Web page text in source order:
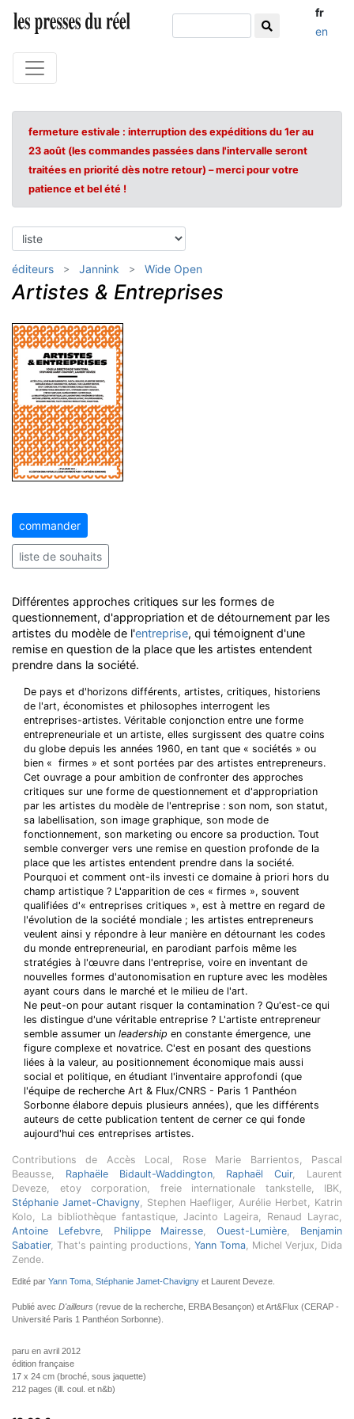
fr
en
fermeture estivale : interruption des expéditions du 1er au
23 août (les commandes passées dans l'intervalle seront
traitées en priorité dès notre retour) – merci pour votre
patience et bel été !
éditeurs Jannink Wide Open
Artistes & Entreprises
commander
liste de souhaits
Différentes approches critiques sur les formes de
questionnement, d'appropriation et de détournement par les
artistes du modèle de l'entreprise, qui témoignent d'une
remise en question de la place que les artistes entendent
prendre dans la société.
De pays et d'horizons différents, artistes, critiques, historiens
de l'art, économistes et philosophes interrogent les
entreprises-artistes. Véritable conjonction entre une forme
entrepreneuriale et un artiste, elles surgissent des quatre coins
du globe depuis les années 1960, en tant que « sociétés » ou
bien « firmes » et sont portées par des artistes entrepreneurs.
Cet ouvrage a pour ambition de confronter des approches
critiques sur une forme de questionnement et d'appropriation
par les artistes du modèle de l'entreprise : son nom, son statut,
sa labellisation, son image graphique, son mode de
fonctionnement, son marketing ou encore sa production. Tout
semble converger vers une remise en question profonde de la
place que les artistes entendent prendre dans la société.
Pourquoi et comment ont-ils investi ce domaine à priori hors du
champ artistique ? L'apparition de ces « firmes », souvent
qualifiées d'« entreprises critiques », est à mettre en regard de
l'évolution de la société mondiale ; les artistes entrepreneurs
veulent ainsi y répondre à leur manière en détournant les codes
du monde entrepreneurial, en parodiant parfois même les
stratégies à l'œuvre dans l'entreprise, voire en inventant de
nouvelles formes d'autonomisation en rupture avec les modèles
ayant cours dans le marché et le milieu de l'art.
Ne peut-on pour autant risquer la contamination ? Qu'est-ce qui
les distingue d'une véritable entreprise ? L'artiste entrepreneur
semble assumer un leadership en constante émergence, une
figure complexe et novatrice. C'est en posant des questions
liées à la valeur, au positionnement économique mais aussi
social et politique, en étudiant l'inventaire approfondi (que
l'équipe de recherche Art & Flux/CNRS - Paris 1 Panthéon
Sorbonne élabore depuis plusieurs années), que les différents
auteurs de cette publication tentent de cerner ce qui fonde
aujourd'hui ces entreprises artistes.
Contributions de Accès Local, Rose Marie Barrientos, Pascal
Beausse, Raphaële Bidault-Waddington, Raphaël Cuir, Laurent
Deveze, etoy corporation, freie internationale tankstelle, IBK,
Stéphanie Jamet-Chavigny, Stephen Haefliger, Aurélie Herbet, Katrin
Kolo, La bibliothèque fantastique, Jacinto Lageira, Renaud Layrac,
Antoine Lefebvre, Philippe Mairesse,Ouest-Lumière, Benjamin
Sabatier, That's painting productions, Yann Toma, Michel Verjux, Dida
Zende.
Edité par Yann Toma Stéphanie Jamet-Chavigny et Laurent Deveze.
Publié avec D'ailleurs (revue de la recherche, ERBA Besançon) et Art&Flux (CERAP -
Université Paris 1 Panthéon Sorbonne).
paru en avril 2012
édition française
17 x 24 cm (broché, sous jaquette)
212 pages (ill. coul. et n&b)